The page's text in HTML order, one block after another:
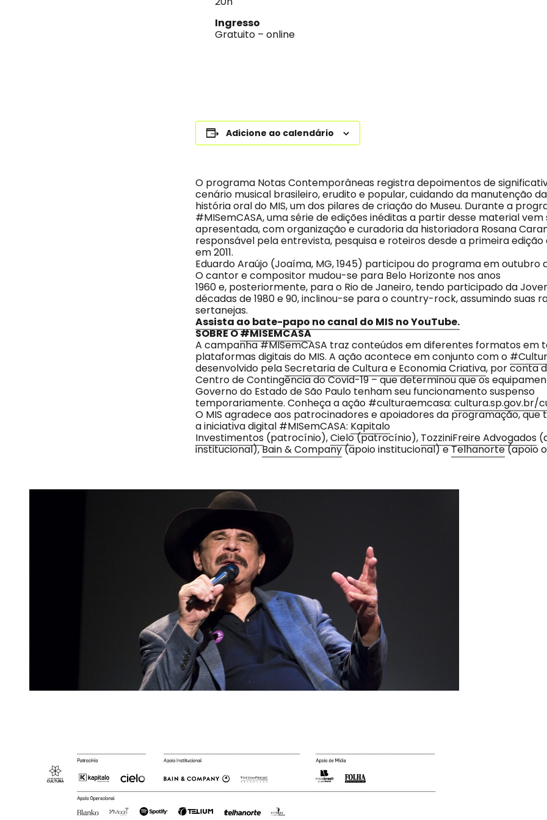
Ingresso
Gratuito – online
Adicione ao calendário
O programa Notas Contemporâneas registra depoimentos de
cenário musical brasileiro, erudito e popular, cuidando da manutenção
história oral do MIS, um dos pilares de criação do Museu. Durante a
#MISemCASA, uma série de edições inéditas a partir desse material vem
apresentada, com organização e curadoria da historiadora Rosana
responsável pela entrevista, pesquisa e roteiros desde a primeira
em 2011.
Eduardo Araújo (Joaíma, MG, 1945) participou do programa em outubro
O cantor e compositor mudou-se para Belo Horizonte nos anos
1960 e, posteriormente, para o Rio de Janeiro, tendo participado da
décadas de 1980 e 90, inclinou-se para o country-rock, assumindo suas
sertanejas.
Assista ao bate-papo no canal do MIS no YouTube.
SOBRE O#MISEMCASA
A campanha #MISemCASA traz conteúdos em diferentes formatos em
plataformas digitais do MIS. A ação acontece em conjunto com o
desenvolvido pelaSecretaria de Cultura e Economia Criativa, por conta
Centro de Contingência do Covid-19 – que determinou que os
Governo do Estado de São Paulo tenham seu funcionamento suspenso
temporariamente. Conheça a ação #culturaemcasa: cultura.sp.gov.br/
O MIS agradece aos patrocinadores e apoiadores da programação,
a iniciativa digital #MISemCASA: Kapitalo
Investimentos (patrocínio),Cielo(patrocínio), TozziniFreire Advogados
institucional),Bain & Company(apoio institucional) eTelhanorte(apoio